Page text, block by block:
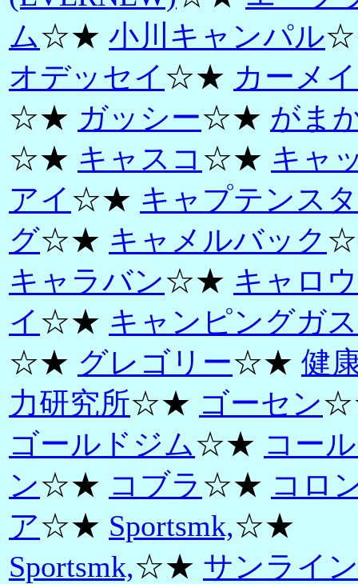
ム☆★ 小川キャンパル
オデッセイ ☆★ カーメ
☆★ ガッシー☆★ がま
☆★ キャスコ ☆★ キャ
アイ ☆★ キャプテンス
グ☆★ キャメルバック
キャラバン☆★ キャロ
イ ☆★ キャンピングガス
☆★ グレゴリー☆★ 健
力研究所☆★ ゴーセン
ゴールドジム☆★ コー
ン☆★ コブラ ☆★ コロ
ア☆★ Sportsmk,☆★
Sportsmk,☆★ サンライン